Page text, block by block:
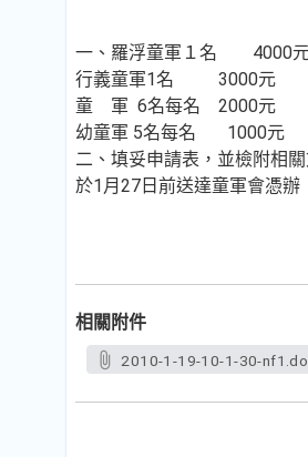
一、羅浮童軍１名 4000
行義童軍1名 3000元
童 軍 6名每名 2000元
幼童軍 5名每名 1000元
二、填妥申請表，並檢附相
於1月27日前送達童軍會憑辦
相關附件
2010-1-19-10-1-30-